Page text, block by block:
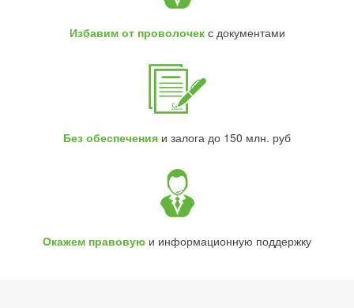
Избавим от проволочекс документами
Без обеспечения и залога до 150 млн. руб
Окажем правовую и информационную поддержку